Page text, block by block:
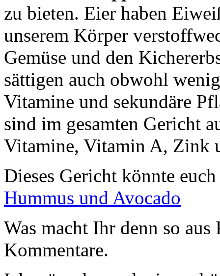
zu bieten. Eier haben
unserem Körper
Gemüse und den
sättigen auch obwohl
Vitamine und sekundäre
sind im gesamten Gericht
Vitamine, Vitamin A, Zink
Dieses Gericht könnte
Hummus und Avocado
Was macht Ihr denn so
Kommentare.